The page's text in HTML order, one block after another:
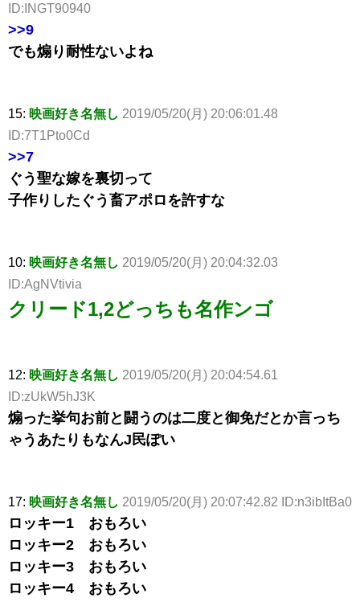
ID:INGT90940
>>9
でも煽り耐性ないよね
15: 映画好き名無し 2019/05/20(月) 20:06:01.48
ID:7T1Pto0Cd
>>7
ぐう聖な嫁を裏切って
子作りしたぐう畜アポロを許すな
10: 映画好き名無し 2019/05/20(月) 20:04:32.03
ID:AgNVtivia
クリード1,2どっちも名作ンゴ
12: 映画好き名無し 2019/05/20(月) 20:04:54.61
ID:zUkW5hJ3K
煽った挙句お前と闘うのは二度と御免だとか言っち
ゃうあたりもなんJ民ぽい
17: 映画好き名無し 2019/05/20(月) 20:07:42.82 ID:n3ibItBa0
ロッキー1 おもろい
ロッキー2 おもろい
ロッキー3 おもろい
ロッキー4 おもろい